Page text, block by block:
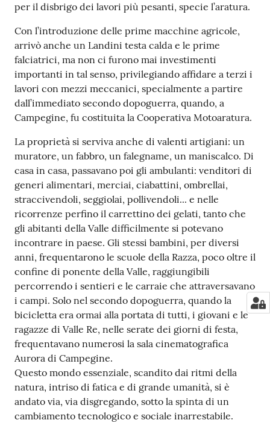
per il disbrigo dei lavori più pesanti, specie l’aratura.
Con l’introduzione delle prime macchine agricole,
arrivò anche un Landini testa calda e le prime
falciatrici, ma non ci furono mai investimenti
importanti in tal senso, privilegiando affidare a terzi i
lavori con mezzi meccanici, specialmente a partire
dall’immediato secondo dopoguerra, quando, a
Campegine, fu costituita la Cooperativa Motoaratura.
La proprietà si serviva anche di valenti artigiani: un
muratore, un fabbro, un falegname, un maniscalco. Di
casa in casa, passavano poi gli ambulanti: venditori di
generi alimentari, merciai, ciabattini, ombrellai,
straccivendoli, seggiolai, pollivendoli... e nelle
ricorrenze perfino il carrettino dei gelati, tanto che
gli abitanti della Valle difficilmente si potevano
incontrare in paese. Gli stessi bambini, per diversi
anni, frequentarono le scuole della Razza, poco oltre il
confine di ponente della Valle, raggiungibili
percorrendo i sentieri e le carraie che attraversavano
i campi. Solo nel secondo dopoguerra, quando la
bicicletta era ormai alla portata di tutti, i giovani e le
ragazze di Valle Re, nelle serate dei giorni di festa,
frequentavano numerosi la sala cinematografica
Aurora di Campegine.
Questo mondo essenziale, scandito dai ritmi della
natura, intriso di fatica e di grande umanità, si è
andato via, via disgregando, sotto la spinta di un
cambiamento tecnologico e sociale inarrestabile.